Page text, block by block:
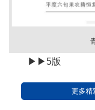
▶▶5版
更多精